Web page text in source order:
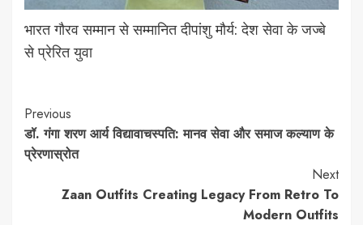
भारत गौरव सम्मान से सम्मानित दीपांशु मौर्य: देश सेवा के जज्बे
से प्रेरित युवा
Continue
Reading
Previous
डॉ. गंगा शरण आर्य विद्यावाचस्पति: मानव सेवा और समाज कल्याण के
प्रेरणास्रोत
Next
Zaan Outfits Creating Legacy From Retro To
Modern Outfits